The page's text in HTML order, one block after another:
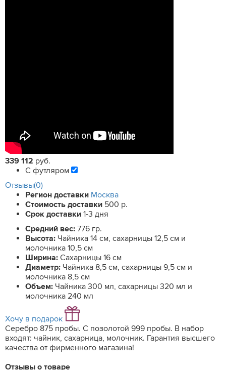
339 112 руб.
С футляром
Отзывы(0)
Регион доставки Москва
Стоимость доставки 500 р.
Срок доставки 1-3 дня
Средний вес: 776 гр.
Высота: Чайника 14 см, сахарницы 12,5 см и
молочника 10,5 см
Ширина: Сахарницы 16 см
Диаметр: Чайника 8,5 см, сахарницы 9,5 см и
молочника 8,5 см
Объем: Чайника 300 мл, сахарницы 320 мл и
молочника 240 мл
Хочу в подарок
Серебро 875 пробы. С позолотой 999 пробы. В набор
входят: чайник, сахарница, молочник. Гарантия высшего
качества от фирменного магазина!
Отзывы о товаре